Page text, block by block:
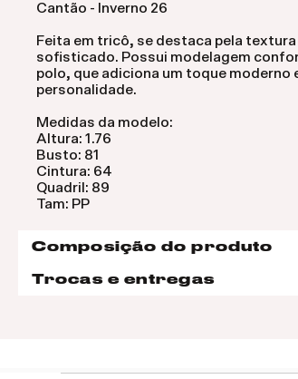
Cantão - Inverno 26
Feita em tricô, se destaca pela
sofisticado. Possui modelagem
polo, que adiciona um toque moderno
personalidade.
Medidas da modelo:
Altura: 1.76
Busto: 81
Cintura: 64
Quadril: 89
Tam: PP
Composição do produto
Trocas e entregas